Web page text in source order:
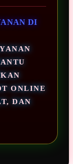
DI
ONLINE
DAN